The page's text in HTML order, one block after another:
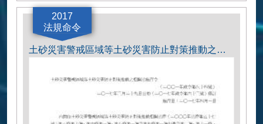
日本国土交通省
2017
法規命令
土砂災害警戒區域等土砂災害防止對策推動之相關法施行令.pdf